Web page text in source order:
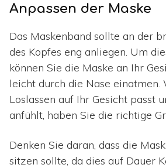
Anpassen der Maske
Das Maskenband sollte an der
des Kopfes eng anliegen. Um
können Sie die Maske an Ihr
leicht durch die Nase einatmen.
Loslassen auf Ihr Gesicht passt
anfühlt, haben Sie die richtige
Denken Sie daran, dass die
sitzen sollte, da dies auf Dauer